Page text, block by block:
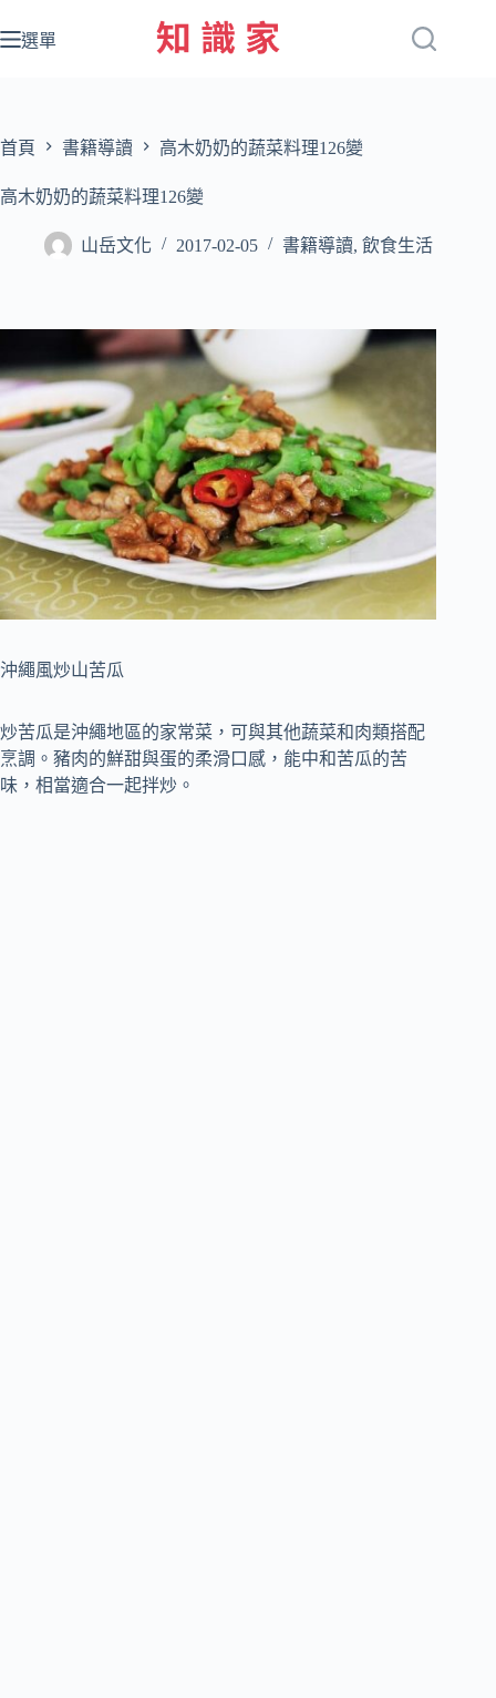
至
容
選單
首頁 書籍導讀 高木奶奶的蔬菜料理126變
高木奶奶的蔬菜料理126變
山岳文化 2017-02-05 書籍導讀, 飲食生活
沖繩風炒山苦瓜
炒苦瓜是沖繩地區的家常菜，可與其他蔬菜和肉類搭配
烹調。豬肉的鮮甜與蛋的柔滑口感，能中和苦瓜的苦
味，相當適合一起拌炒。